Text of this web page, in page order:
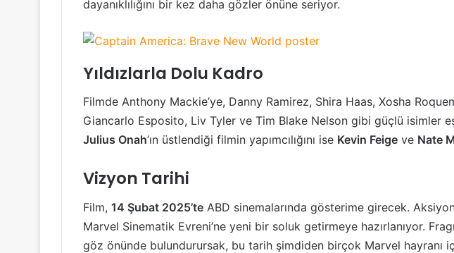
dayanıklılığını bir kez daha gözler önüne seriyor.
Yıldızlarla Dolu Kadro
Filmde Anthony Mackie’ye, Danny Ramirez, Shira Haas, Xosha
Giancarlo Esposito, Liv Tyler ve Tim Blake Nelson gibi güçlü isimler
Julius Onah’ın üstlendiği filmin yapımcılığını ise Kevin Feige ve Nate
Vizyon Tarihi
Film, 14 Şubat 2025’te ABD sinemalarında gösterime girecek.
Marvel Sinematik Evreni’ne yeni bir soluk getirmeye hazırlanıyor.
göz önünde bulundurursak, bu tarih şimdiden birçok Marvel hayranı